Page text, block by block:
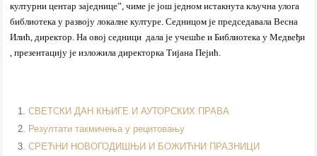
културни центар заједнице”, чиме је још једном истакнута кључна улога
библиотека у развоју локалне културе. Седницом је председавала Весна
Илић, директор. На овој седници дала је учешће и Библиотека у Медвеђи
, презентацију је изложила директорка Тијана Пејић.
СВЕТСКИ ДАН КЊИГЕ И АУТОРСКИХ ПРАВА
Резултати такмичења у рецитовању
СРЕЋНИ НОВОГОДИШЊИ И БОЖИЋНИ ПРАЗНИЦИ